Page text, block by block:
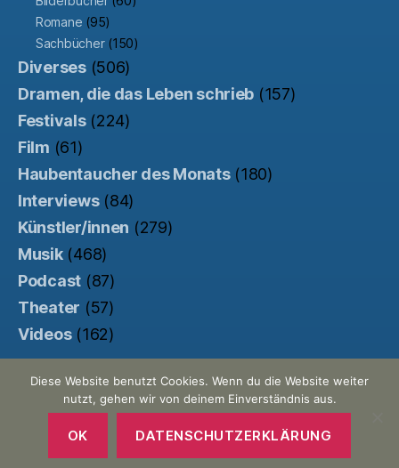
Romane (95)
Sachbücher(150)
Diverses(506)
Dramen, die das Leben schrieb (157)
Festivals(224)
Film (61)
Haubentaucher des Monats(180)
Interviews(84)
Künstler/innen (279)
Musik(468)
Podcast (87)
Theater (57)
Videos(162)
© 2026Der Haubentaucher
Made with ♥ by Pretty Commercial/
Unterstützt von der
Kinowebsite Uncut
Nach oben
Diese Website benutzt Cookies. Wenn du die Website weiter
nutzt, gehen wir von deinem Einverständnis aus.
OK DATENSCHUTZERKLÄRUNG